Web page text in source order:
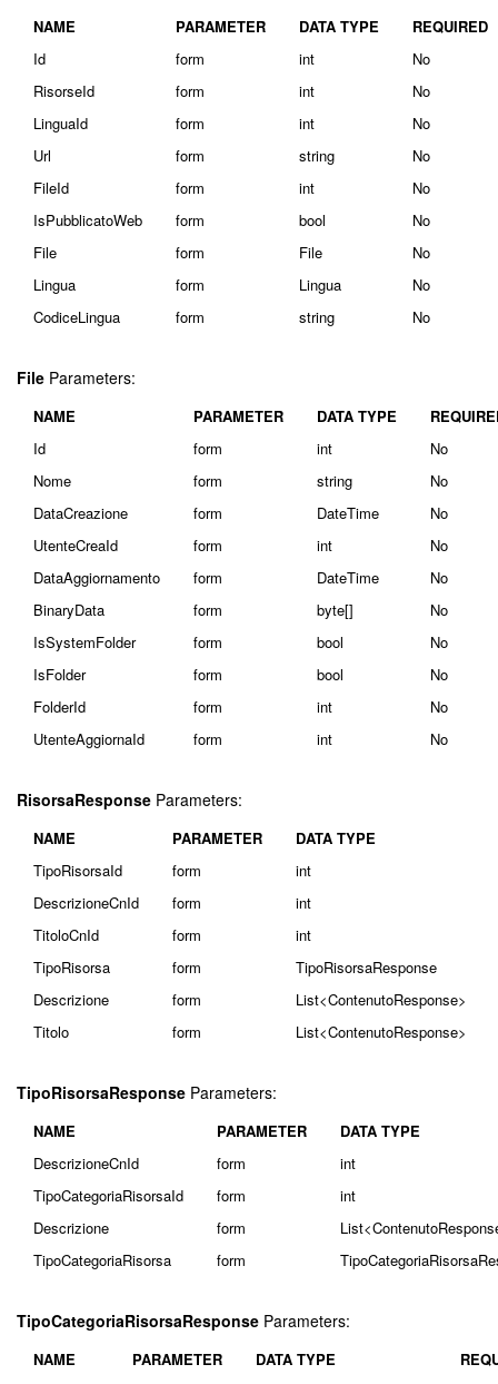
NAME PARAMETER DATA TYPE
REQUIRED
Id
form int
No
RisorseId
form int
No
LinguaId
form int
No
Url
form string
No
FileId
form int
No
IsPubblicatoWeb
form bool
No
File
form File
No
Lingua
form Lingua
No
CodiceLingua
form string No
File Parameters:
NAME PARAMETER DATA TYPE
Id
form int
No
Nome
form string
No
DataCreazione
form DateTime
No
UtenteCreaId
form int
No
DataAggiornamento
form DateTime
No
BinaryData
form byte[]
No
IsSystemFolder
form bool
No
IsFolder
form bool
No
FolderId
form int
No
UtenteAggiornaId
form int No
RisorsaResponse Parameters:
NAME PARAMETER
DATA TYPE
TipoRisorsaId
form
int
DescrizioneCnId
form
int
TitoloCnId
form
int
TipoRisorsa
form
TipoRisorsaResponse
Descrizione
form
List<ContenutoResponse>
Titolo
form List<ContenutoResponse>
TipoRisorsaResponse Parameters:
NAME PARAMETER
DATA TYPE
DescrizioneCnId
form
int
TipoCategoriaRisorsaId
form
int
Descrizione
form
TipoCategoriaRisorsa
form
TipoCategoriaRisorsaResponse Parameters:
NAME PARAMETER DATA TYPE